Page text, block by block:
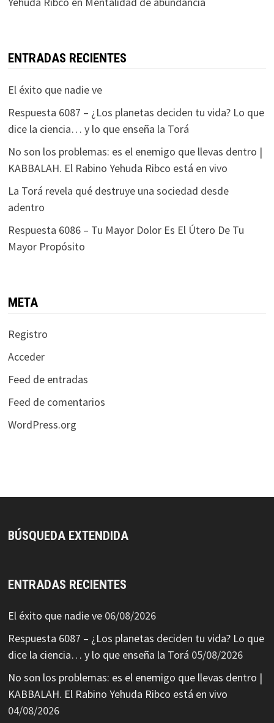
ENTRADAS RECIENTES
El éxito que nadie ve
Respuesta 6087 – ¿Los planetas deciden tu vida? Lo que
dice la ciencia… y lo que enseña la Torá
No son los problemas: es el enemigo que llevas dentro |
KABBALAH. El Rabino Yehuda Ribco está en vivo
La Torá revela qué destruye una sociedad desde
adentro
Respuesta 6086 – Tu Mayor Dolor Es El Útero De Tu
Mayor Propósito
META
Registro
Acceder
Feed de entradas
Feed de comentarios
WordPress.org
BÚSQUEDA EXTENDIDA
ENTRADAS RECIENTES
El éxito que nadie ve 06/08/2026
Respuesta 6087 – ¿Los planetas deciden tu vida? Lo que
dice la ciencia… y lo que enseña la Torá 05/08/2026
No son los problemas: es el enemigo que llevas dentro |
KABBALAH. El Rabino Yehuda Ribco está en vivo
04/08/2026